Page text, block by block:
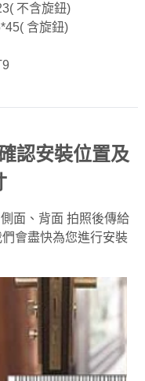
不含旋鈕)
含旋鈕)
認安裝位置及
面、背面 拍照後傳給
會盡快為您進行安裝